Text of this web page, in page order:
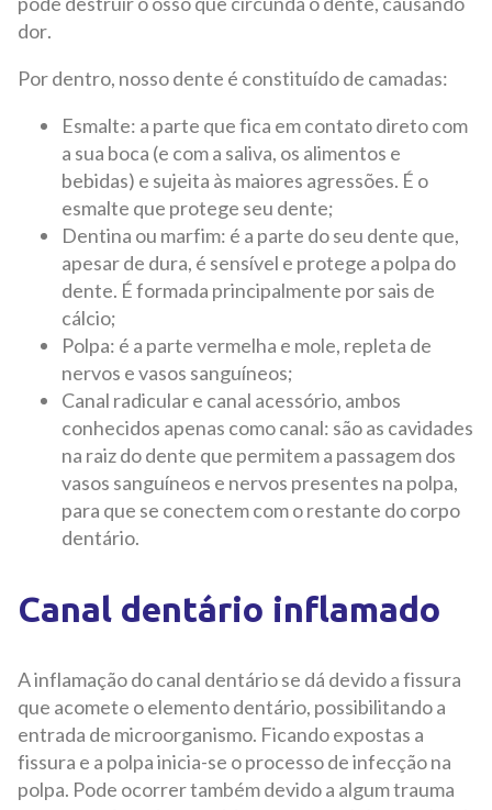
dor.
Por dentro, nosso dente é constituído de camadas:
Esmalte: a parte que fica em contato direto com
a sua boca (e com a saliva, os alimentos e
bebidas) e sujeita às maiores agressões. É o
esmalte que protege seu dente;
Dentina ou marfim: é a parte do seu dente que,
apesar de dura, é sensível e protege a polpa do
dente. É formada principalmente por sais de
cálcio;
Polpa: é a parte vermelha e mole, repleta de
nervos e vasos sanguíneos;
Canal radicular e canal acessório, ambos
conhecidos apenas como canal: são as cavidades
na raiz do dente que permitem a passagem dos
vasos sanguíneos e nervos presentes na polpa,
para que se conectem com o restante do corpo
dentário.
Canal dentário inflamado
A inflamação do canal dentário se dá devido a fissura
que acomete o elemento dentário, possibilitando a
entrada de microorganismo. Ficando expostas a
fissura e a polpa inicia-se o processo de infecção na
polpa. Pode ocorrer também devido a algum trauma